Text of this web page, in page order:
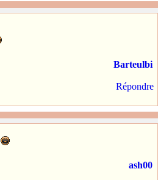
Barteulbi
Répondre
ash00